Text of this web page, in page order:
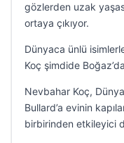
gözlerden uzak
ortaya çıkıyor.
Dünyaca ünlü
Koç şimdide
Nevbahar Koç,
Bullard’a evinin
birbirinden etkileyici